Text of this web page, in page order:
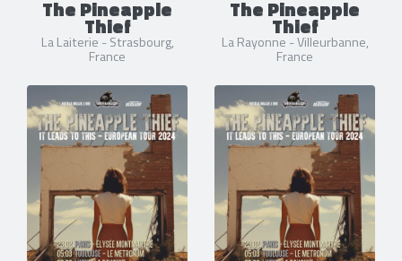
The Pineapple
Thief
La Laiterie - Strasbourg,
France
The Pineapple
Thief
La Rayonne - Villeurbanne,
France